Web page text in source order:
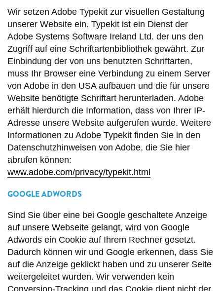
Wir setzen Adobe Typekit zur visuellen Gestaltung
unserer Website ein. Typekit ist ein Dienst der
Adobe Systems Software Ireland Ltd. der uns den
Zugriff auf eine Schriftartenbibliothek gewährt. Zur
Einbindung der von uns benutzten Schriftarten,
muss Ihr Browser eine Verbindung zu einem Server
von Adobe in den USA aufbauen und die für unsere
Website benötigte Schriftart herunterladen. Adobe
erhält hierdurch die Information, dass von Ihrer IP-
Adresse unsere Website aufgerufen wurde. Weitere
Informationen zu Adobe Typekit finden Sie in den
Datenschutzhinweisen von Adobe, die Sie hier
abrufen können:
www.adobe.com/privacy/typekit.html
GOOGLE ADWORDS
Sind Sie über eine bei Google geschaltete Anzeige
auf unsere Webseite gelangt, wird von Google
Adwords ein Cookie auf Ihrem Rechner gesetzt.
Dadurch können wir und Google erkennen, dass Sie
auf die Anzeige geklickt haben und zu unserer Seite
weitergeleitet wurden. Wir verwenden kein
Conversion-Tracking und das Cookie dient nicht der